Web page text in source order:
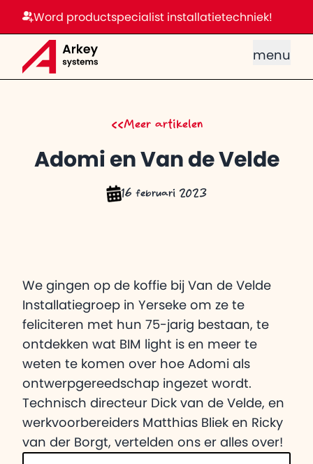
Word productspecialist installatietechniek!
menu
<<Meer artikelen
Adomi en Van de Velde
16 februari 2023
We gingen op de koffie bij Van de Velde
Installatiegroep in Yerseke om ze te
feliciteren met hun 75-jarig bestaan, te
ontdekken wat BIM light is en meer te
weten te komen over hoe Adomi als
ontwerpgereedschap ingezet wordt.
Technisch directeur Dick van de Velde, en
werkvoorbereiders Matthias Bliek en Ricky
van der Borgt, vertelden ons er alles over!